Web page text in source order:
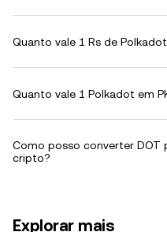
Quanto vale 1 Rs de
Quanto vale 1 Polkadot em
Como posso converter DOT
cripto?
Explorar mais